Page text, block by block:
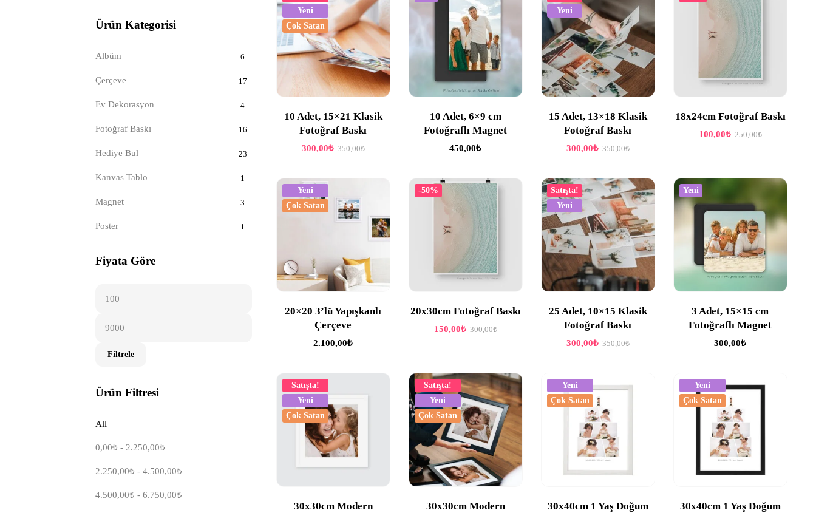
Yeni
Çok Satan
10 Adet, 15×21 Klasik
Fotoğraf Baskı
300,00₺ 350,00₺
10 Adet, 6×9 cm
Fotoğraflı Magnet
450,00₺
Yeni
15 Adet, 13×18 Klasik
Fotoğraf Baskı
300,00₺ 350,00₺
18x24cm Fotoğraf Baskı
100,00₺ 250,00₺
Yeni
Çok Satan
20×20 3’lü Yapışkanlı
Çerçeve
2.100,00₺
-50%
20x30cm Fotoğraf Baskı
150,00₺ 300,00₺
Satışta!
Yeni
25 Adet, 10×15 Klasik
Fotoğraf Baskı
300,00₺ 350,00₺
Yeni
3 Adet, 15×15 cm
Fotoğraflı Magnet
300,00₺
Satışta!
Yeni
Çok Satan
30x30cm Modern
Satışta!
Yeni
Çok Satan
30x30cm Modern
Yeni
Çok Satan
30x40cm 1 Yaş Doğum
Yeni
Çok Satan
30x40cm 1 Yaş Doğum
Ürün Kategorisi
Albüm 6
Çerçeve 17
Ev Dekorasyon 4
Fotoğraf Baskı 16
Hediye Bul 23
Kanvas Tablo 1
Magnet 3
Poster 1
Fiyata Göre
Filtrele
Ürün Filtresi
All
0,00₺ - 2.250,00₺
2.250,00₺ - 4.500,00₺
4.500,00₺ - 6.750,00₺